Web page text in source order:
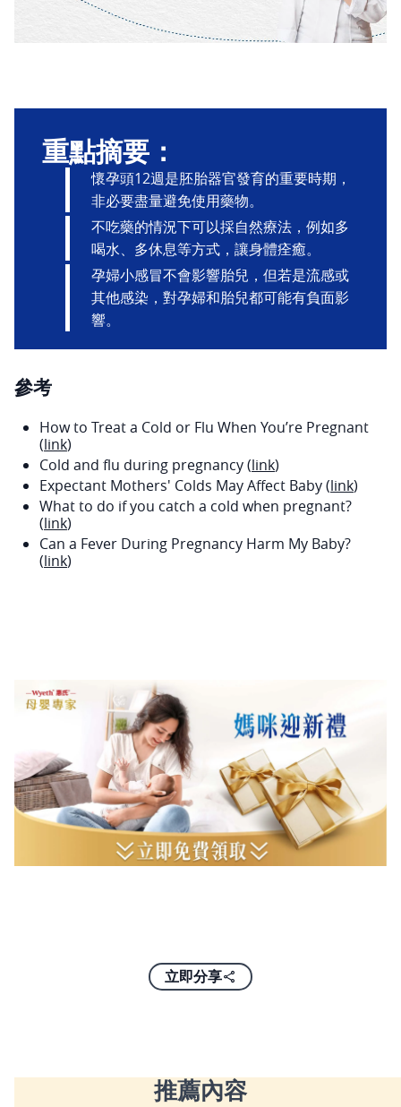
重點摘要：
懷孕頭12週是胚胎器官發育的重要時期，
非必要盡量避免使用藥物。
不吃藥的情況下可以採自然療法，例如多
喝水、多休息等方式，讓身體痊癒。
孕婦小感冒不會影響胎兒，但若是流感或
其他感染，對孕婦和胎兒都可能有負面影
響。
參考
How to Treat a Cold or Flu When You’re Pregnant
(link)
Cold and flu during pregnancy (link)
Expectant Mothers' Colds May Affect Baby (link)
What to do if you catch a cold when pregnant?
(link)
Can a Fever During Pregnancy Harm My Baby?
(link)
立即分享
推薦內容